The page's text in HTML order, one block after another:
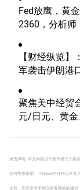
Fed放鹰，黄
2360，分析师
【财经纵览】
军袭击伊朗港
美股市全线下挫
聚焦美中经贸
元/日元、黄
免责声明: 本文内容仅代表作者个人观
任何投资依据。 mitrade对任何以本文
之前，您应该寻求独立财务顾问的建议